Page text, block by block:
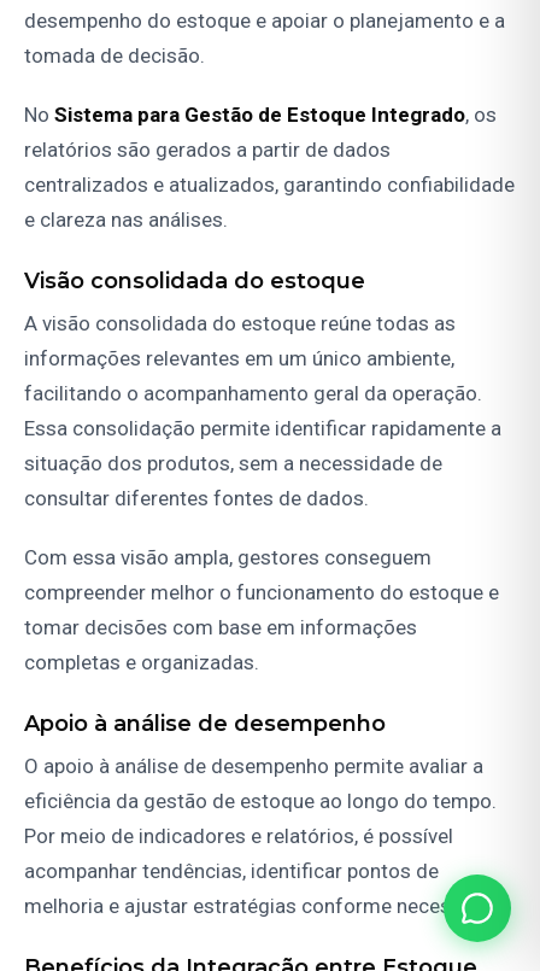
desempenho do estoque e apoiar o planejamento e a
tomada de decisão.
No Sistema para Gestão de Estoque Integrado, os
relatórios são gerados a partir de dados
centralizados e atualizados, garantindo confiabilidade
e clareza nas análises.
Visão consolidada do estoque
A visão consolidada do estoque reúne todas as
informações relevantes em um único ambiente,
facilitando o acompanhamento geral da operação.
Essa consolidação permite identificar rapidamente a
situação dos produtos, sem a necessidade de
consultar diferentes fontes de dados.
Com essa visão ampla, gestores conseguem
compreender melhor o funcionamento do estoque e
tomar decisões com base em informações
completas e organizadas.
Apoio à análise de desempenho
O apoio à análise de desempenho permite avaliar a
eficiência da gestão de estoque ao longo do tempo.
Por meio de indicadores e relatórios, é possível
acompanhar tendências, identificar pontos de
melhoria e ajustar estratégias conforme necessário.